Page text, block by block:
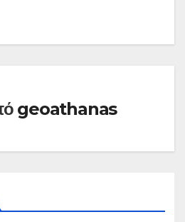
geoathanas